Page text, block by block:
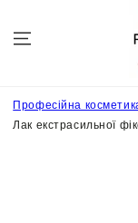
Професійна
Лак екстрасильної